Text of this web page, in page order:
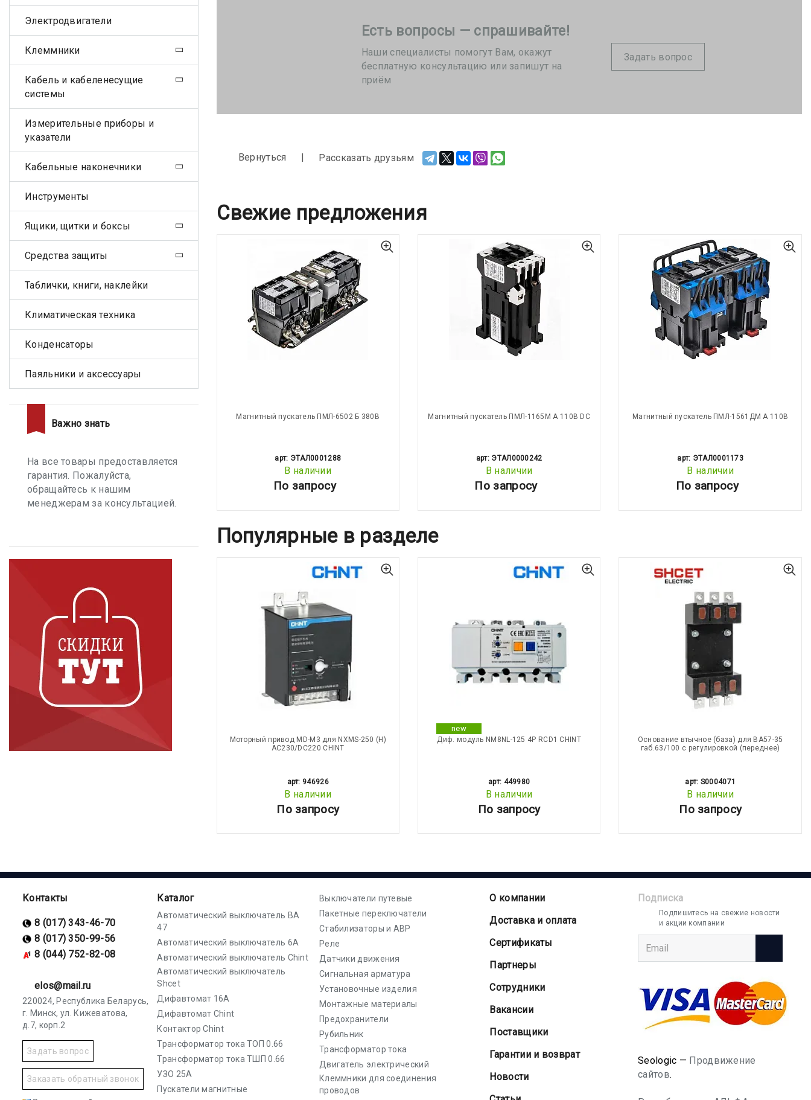
Есть вопросы — спрашивайте!
Наши специалисты помогут Вам, окажут
бесплатную консультацию или запишут на
приём
Задать вопрос
Вернуться Рассказать друзьям
Свежие предложения
Магнитный пускатель ПМЛ-6502 Б 380В
арт: ЭТАЛ0001288
В наличии
По запросу
Магнитный пускатель ПМЛ-1165М А 110В DC
арт: ЭТАЛ0000242
В наличии
По запросу
Магнитный пускатель ПМЛ-1561ДМ А 110В
арт: ЭТАЛ0001173
В наличии
По запросу
Популярные в разделе
Моторный привод MD-M3 для NXMS-250 (Н)
АС230/DC220 CHINT
арт: 946926
В наличии
По запросу
new
Диф. модуль NM8NL-125 4P RCD1 CHINT
арт: 449980
В наличии
По запросу
Основание втычное (база) для ВА57-35
габ.63/100 с регулировкой (переднее)
арт: S0004071
В наличии
По запросу
Электродвигатели
Клеммники
Кабель и кабеленесущие
системы
Измерительные приборы и
указатели
Кабельные наконечники
Инструменты
Ящики, щитки и боксы
Средства защиты
Таблички, книги, наклейки
Климатическая техника
Конденсаторы
Паяльники и аксессуары
Важно знать
На все товары предоставляется
гарантия. Пожалуйста,
обращайтесь к нашим
менеджерам за консультацией.
Контакты
8 (017) 343-46-70
8 (017) 350-99-56
8 (044) 752-82-08
elos@mail.ru
220024, Республика Беларусь,
г. Минск, ул. Кижеватова,
д.7, корп.2
Задать вопрос
Заказать обратный звонок
Подписка
Подпишитесь на свежие новости
и акции компании
Seologic — Продвижение
сайтов.
Каталог
Автоматический выключатель ВА
47
Автоматический выключатель 6А
Автоматический выключатель Chint
Автоматический выключатель
Shcet
Дифавтомат 16А
Дифавтомат Chint
Контактор Chint
Трансформатор тока ТОП 0.66
Трансформатор тока ТШП 0.66
УЗО 25А
Пускатели магнитные
Выключатели путевые
Пакетные переключатели
Стабилизаторы и АВР
Реле
Датчики движения
Сигнальная арматура
Установочные изделия
Монтажные материалы
Предохранители
Рубильник
Трансформатор тока
Двигатель электрический
Клеммники для соединения
проводов
О компании
Доставка и оплата
Cертификаты
Партнеры
Сотрудники
Вакансии
Поставщики
Гарантии и возврат
Новости